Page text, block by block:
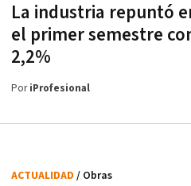
La industria repuntó
el primer semestre
2,2%
PoriProfesional
ACTUALIDAD / Obras